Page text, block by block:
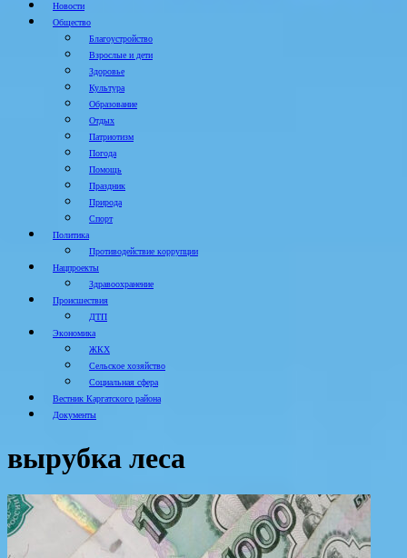
Новости
Общество
Благоустройство
Взрослые и дети
Здоровье
Культура
Образование
Отдых
Патриотизм
Погода
Помощь
Праздник
Природа
Спорт
Политика
Противодействие коррупции
Нацпроекты
Здравоохранение
Происшествия
ДТП
Экономика
ЖКХ
Сельское хозяйство
Социальная сфера
Вестник Каргатского района
Документы
вырубка леса